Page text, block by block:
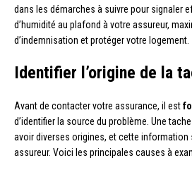
dans les démarches à suivre pour signaler
d’humidité au plafond à votre assureur,
d’indemnisation et protéger votre logement.
Identifier l’origine de la
Avant de contacter votre assurance, il est
d’identifier la source du problème. Une
avoir diverses origines, et cette information
assureur. Voici les principales causes à